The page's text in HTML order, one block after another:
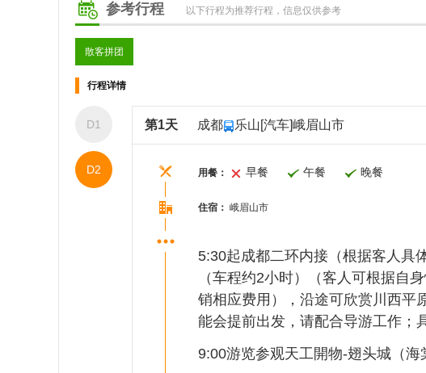
参考行程 以下行程为推荐行程，信息仅供参考
散客拼团
行程详情
D1
D2
第1天 成都 乐山[汽车]峨眉山市
用餐： 早餐 午餐 晚餐
住宿： 峨眉山市
5:30起成都二环内接（根据客人具
（车程约2小时）（客人可根据自
销相应费用），沿途可欣赏川西平
能会提前出发，请配合导游工作；
9:00游览参观天工開物-翅头城（海